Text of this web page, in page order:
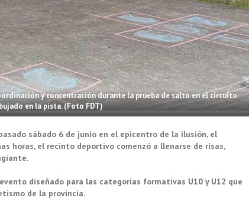
y concentración durante la prueba de salto en el circuito
en la pista. (Foto FDT)
sábado 6 de junio en el epicentro de la ilusión, el
horas, el recinto deportivo comenzó a llenarse de risas,
diseñado para las categorías formativas U10 y U12 que
de la provincia.